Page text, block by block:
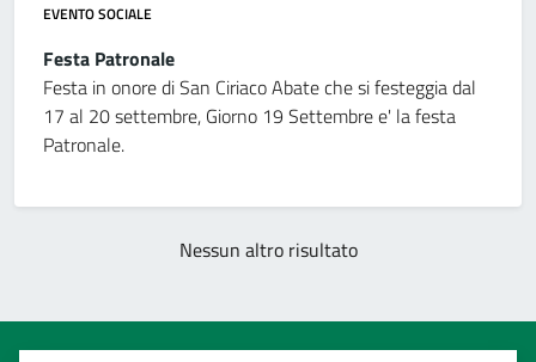
EVENTO SOCIALE
Festa Patronale
Festa in onore di San Ciriaco Abate che si festeggia dal
17 al 20 settembre, Giorno 19 Settembre e' la festa
Patronale.
Nessun altro risultato